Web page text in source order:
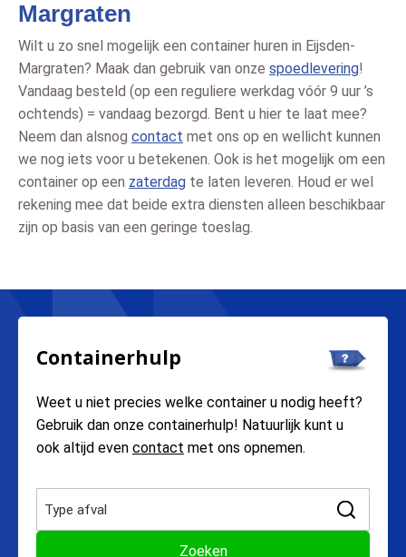
Margraten
Wilt u zo snel mogelijk een container huren in Eijsden-
Margraten? Maak dan gebruik van onze spoedlevering!
Vandaag besteld (op een reguliere werkdag vóór 9 uur ’s
ochtends) = vandaag bezorgd. Bent u hier te laat mee?
Neem dan alsnog contact met ons op en wellicht kunnen
we nog iets voor u betekenen. Ook is het mogelijk om een
container op een zaterdag te laten leveren. Houd er wel
rekening mee dat beide extra diensten alleen beschikbaar
zijn op basis van een geringe toeslag.
Containerhulp
Weet u niet precies welke container u nodig heeft?
Gebruik dan onze containerhulp! Natuurlijk kunt u
ook altijd even contact met ons opnemen.